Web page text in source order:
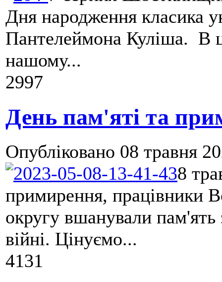
Дня народження класика
Пантелеймона Куліша. В
нашому...
2997
День пам'яті та
Опубліковано 08 травня
8
примирення, працівники
округу вшанували пам'ять
війні. Цінуємо...
4131